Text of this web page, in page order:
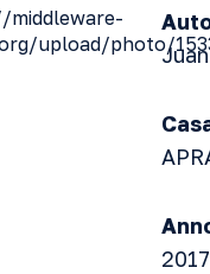
2017